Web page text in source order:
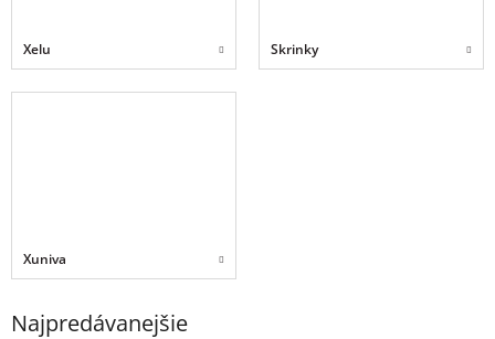
Xelu Skrinky
Xuniva
Najpredávanejšie